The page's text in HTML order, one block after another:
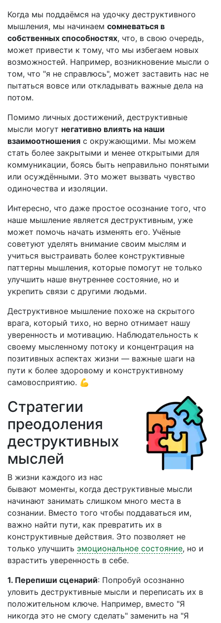
Когда мы поддаёмся на удочку деструктивного
мышления, мы начинаем сомневаться в
собственных способностях, что, в свою очередь,
может привести к тому, что мы избегаем новых
возможностей. Например, возникновение мысли о
том, что "я не справлюсь", может заставить нас не
пытаться вовсе или откладывать важные дела на
потом.
Помимо личных достижений, деструктивные
мысли могут негативно влиять на наши
взаимоотношения с окружающими. Мы можем
стать более закрытыми и менее открытыми для
коммуникации, боясь быть неправильно понятыми
или осуждёнными. Это может вызвать чувство
одиночества и изоляции.
Интересно, что даже простое осознание того, что
наше мышление является деструктивным, уже
может помочь начать изменять его. Учёные
советуют уделять внимание своим мыслям и
учиться выстраивать более конструктивные
паттерны мышления, которые помогут не только
улучшить наше внутреннее состояние, но и
укрепить связи с другими людьми.
Деструктивное мышление похоже на скрытого
врага, который тихо, но верно отнимает нашу
уверенность и мотивацию. Наблюдательность к
своему мысленному потоку и концентрация на
позитивных аспектах жизни — важные шаги на
пути к более здоровому и конструктивному
самовосприятию. 💪
Стратегии
преодоления
деструктивных
мыслей
В жизни каждого из нас
бывают моменты, когда деструктивные мысли
начинают занимать слишком много места в
сознании. Вместо того чтобы поддаваться им,
важно найти пути, как превратить их в
конструктивные действия. Это позволяет не
только улучшить эмоциональное состояние, но и
взрастить уверенность в себе.
1. Перепиши сценарий: Попробуй осознанно
уловить деструктивные мысли и переписать их в
положительном ключе. Например, вместо "Я
никогда это не смогу сделать" заменить на "Я